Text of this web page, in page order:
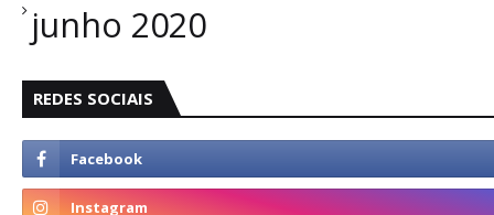
junho 2020
REDES SOCIAIS